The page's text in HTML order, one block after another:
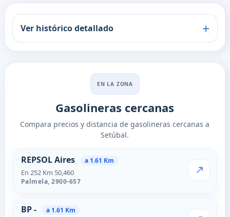
Ver histórico detallado
EN LA ZONA
Gasolineras cercanas
Compara precios y distancia de gasolineras cercanas a
Setúbal.
Estaciones cercanas en
REPSOL Aires a 1.61 Km
En 252 Km 50,460
Palmela,2900-657
VER
BP - a 1.61 Km